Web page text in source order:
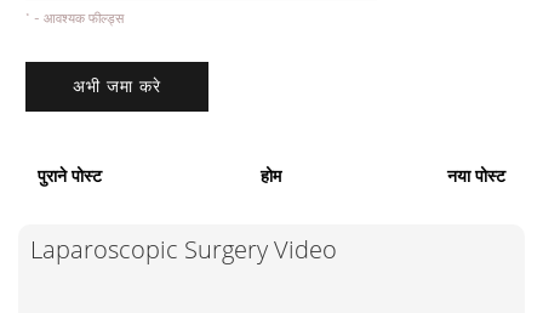
* - आवश्यक फील्ड्स
पुराने पोस्ट होम नया पोस्ट
Laparoscopic Surgery Video